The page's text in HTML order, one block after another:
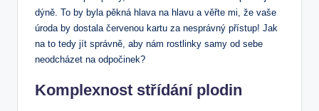
dýně. To by byla pěkná hlava na hlavu a věřte mi, že vaše
úroda by dostala červenou kartu za nesprávný přístup! Jak
na to tedy jít správně, aby nám rostlinky samy od sebe
neodcházet na odpočinek?
Komplexnost střídání plodin